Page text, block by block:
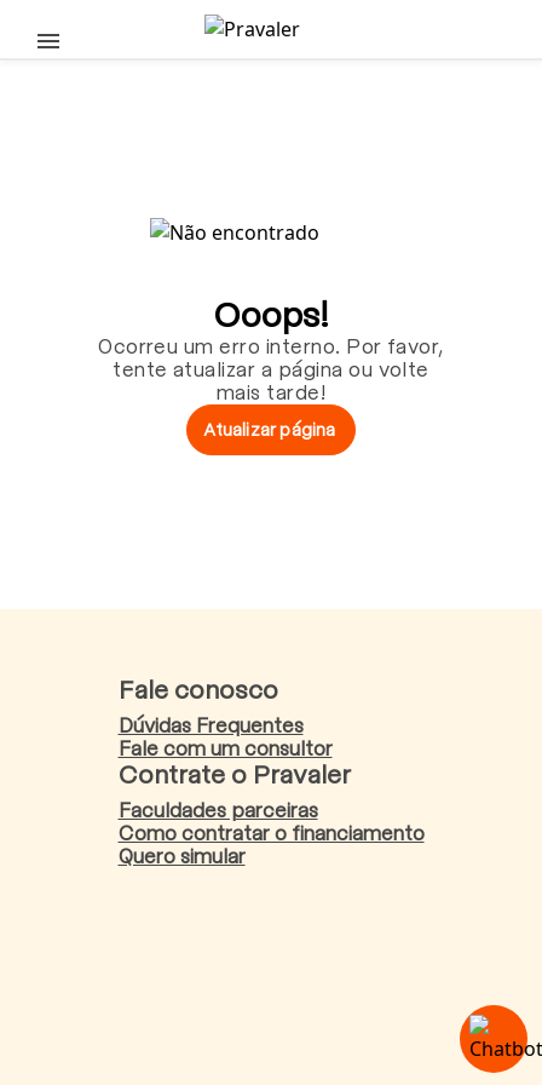
Pular para o conteúdo principal
Ooops!
Ocorreu um erro interno. Por favor,
tente atualizar a página ou volte
mais tarde!
Atualizar página
Fale conosco
Dúvidas Frequentes
Fale com um consultor
Contrate o Pravaler
Faculdades parceiras
Como contratar o financiamento
Quero simular